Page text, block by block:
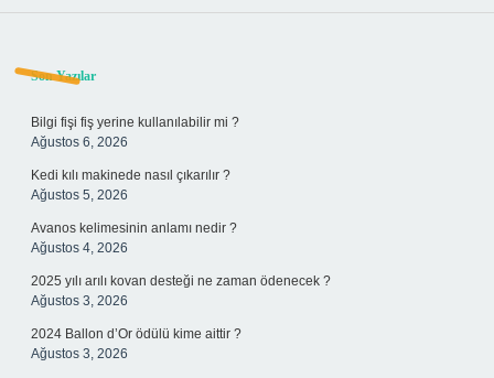
Sidebar
Son Yazılar
Bilgi fişi fiş yerine kullanılabilir mi ?
Ağustos 6, 2026
Kedi kılı makinede nasıl çıkarılır ?
Ağustos 5, 2026
Avanos kelimesinin anlamı nedir ?
Ağustos 4, 2026
2025 yılı arılı kovan desteği ne zaman ödenecek ?
Ağustos 3, 2026
2024 Ballon d’Or ödülü kime aittir ?
Ağustos 3, 2026